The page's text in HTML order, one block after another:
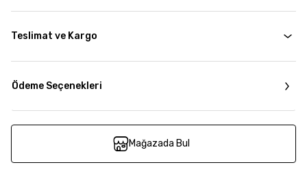
Teslimat ve Kargo
Ödeme Seçenekleri
Mağazada Bul